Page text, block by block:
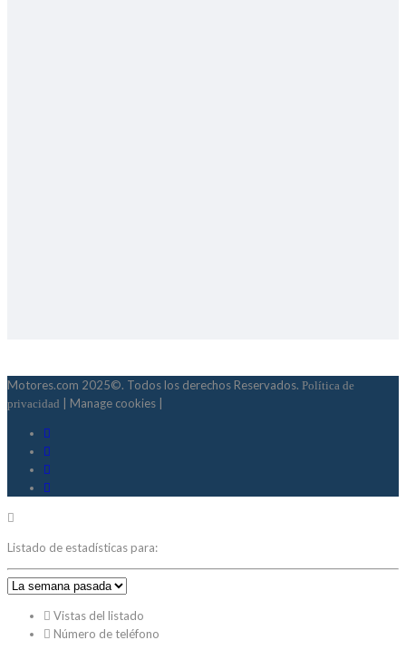
Motores.com 2025©. Todos los derechos Reservados. Política de
privacidad
| Manage cookies |
Listado de estadísticas para:
Vistas del listado
Número de teléfono